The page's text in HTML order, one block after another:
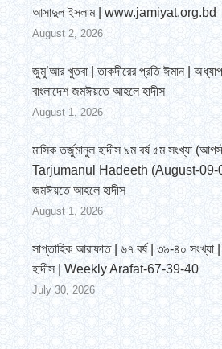
আসাদুল ইসলাম | www.jamiyat.org.bd
August 2, 2026
জুমু’আর খুতবা | তাকদীরের প্রতি ঈমান |
বাংলাদেশ জমঈয়তে আহলে হাদীস
August 1, 2026
মাসিক তর্জুমানুল হাদীস ৯ম বর্ষ ৫ম সংখ্যা
Tarjumanul Hadeeth (August-09-
জমঈয়তে আহলে হাদীস
August 1, 2026
সাপ্তাহিক আরাফাত | ৬৭ বর্ষ | ৩৯-৪০ সংখ্যা
হাদীস | Weekly Arafat-67-39-40
July 30, 2026